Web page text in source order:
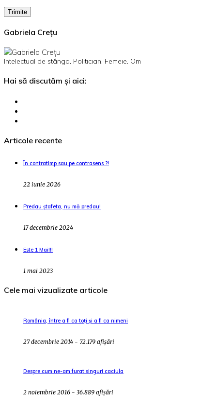
Gabriela Crețu
Intelectual de stânga. Politician. Femeie. Om
Hai să discutăm și aici:
Articole recente
În contratimp sau pe contrasens ?!
22 iunie 2026
Predau ștafeta, nu mă predau!
17 decembrie 2024
Este 1 Mai!!!
1 mai 2023
Cele mai vizualizate articole
România, între a fi ca toți și a fi ca nimeni
27 decembrie 2014 - 72.179 afișări
Despre cum ne-am furat singuri caciula
2 noiembrie 2016 - 36.889 afișări